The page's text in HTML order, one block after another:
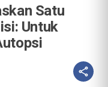
Satu
Untuk